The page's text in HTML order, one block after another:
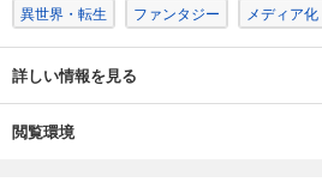
異世界・転生 ファンタジー メディア化
詳しい情報を見る
閲覧環境
月が導く異世界道中9
748円 (税込)